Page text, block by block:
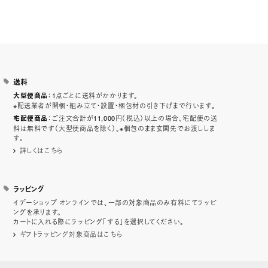
送料
大型便商品 ：1点ごとに送料がかかります。
※配送業者が開梱・組み立て・設置・梱包材の引き下げまで行います。
宅配便商品 ：ご注文合計が11,000円（税込）以上の場合、宅配便の送
料は無料です（大型便商品を除く）。※梱包のまま玄関先でお渡ししま
す。
詳しくはこちら
ラッピング
イデーショップ オンラインでは、一部の対象商品のみ有料にてラッピ
ングを承ります。
カートに入れる際にラッピング「する」を選択してください。
ギフトラッピング対象商品はこちら